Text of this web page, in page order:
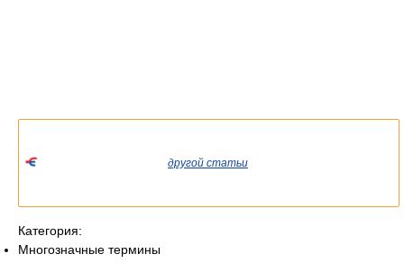
другой статьи
Категория:
Многозначные термины